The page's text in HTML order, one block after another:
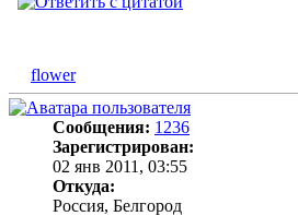
flower
Сообщения: 1236
Зарегистрирован:
02 янв 2011, 03:55
Откуда:
Россия, Белгород